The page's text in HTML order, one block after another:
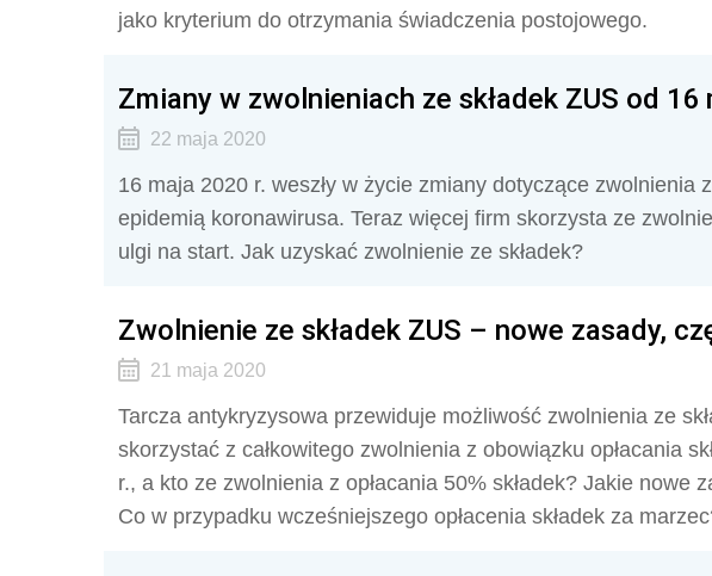
jako kryterium do otrzymania świadczenia postojowego.
Zmiany w zwolnieniach ze składek ZUS od 16
22 maja 2020
16 maja 2020 r. weszły w życie zmiany dotyczące zwolnienia
epidemią koronawirusa. Teraz więcej firm skorzysta ze
ulgi na start. Jak uzyskać zwolnienie ze składek?
Zwolnienie ze składek ZUS – nowe zasady,
21 maja 2020
Tarcza antykryzysowa przewiduje możliwość zwolnienia ze
skorzystać z całkowitego zwolnienia z obowiązku opłacania
r., a kto ze zwolnienia z opłacania 50% składek? Jakie nowe
Co w przypadku wcześniejszego opłacenia składek za